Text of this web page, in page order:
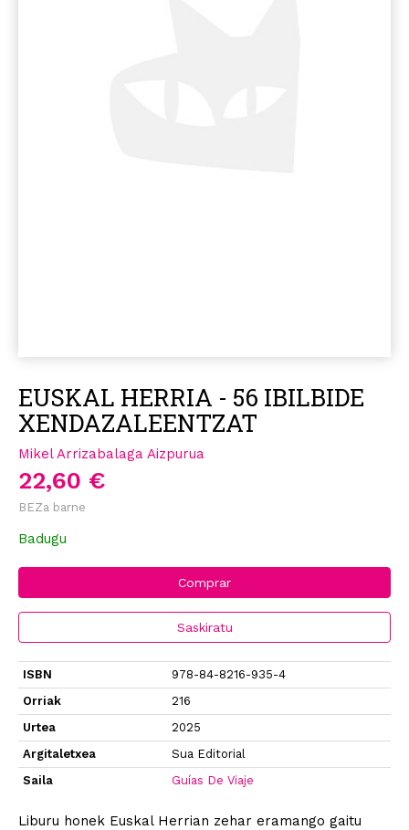
EUSKAL HERRIA - 56 IBILBIDE
XENDAZALEENTZAT
Mikel Arrizabalaga Aizpurua
22,60 €
BEZa barne
Badugu
Comprar
Saskiratu
ISBN
978-84-8216-935-4
Orriak
216
Urtea
2025
Argitaletxea
Sua Editorial
Saila
Guías De Viaje
Liburu honek Euskal Herrian zehar eramango gaitu